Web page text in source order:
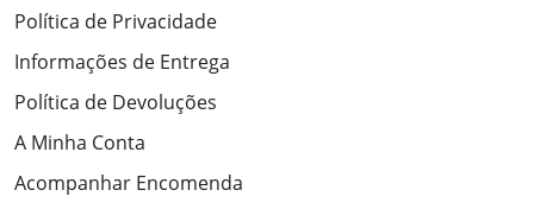
Política de Privacidade
Informações de Entrega
Política de Devoluções
A Minha Conta
Acompanhar Encomenda